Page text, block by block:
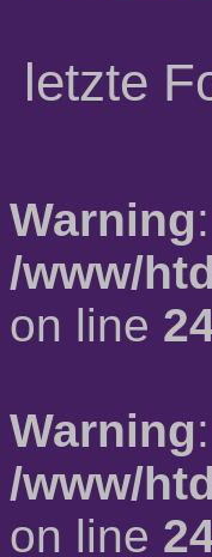
letzte
Warning
/www/
on line
Warning
/www/
on line